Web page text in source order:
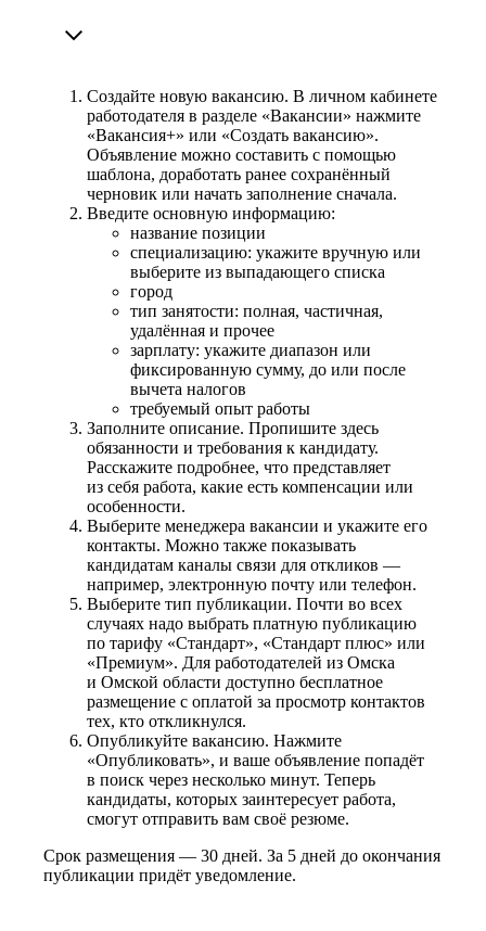
Создайте новую вакансию. В личном кабинете
работодателя в разделе «Вакансии» нажмите
«Вакансия+» или «Создать вакансию».
Объявление можно составить с помощью
шаблона, доработать ранее сохранённый
черновик или начать заполнение сначала.
Введите основную информацию:
название позиции
специализацию: укажите вручную или
выберите из выпадающего списка
город
тип занятости: полная, частичная,
удалённая и прочее
зарплату: укажите диапазон или
фиксированную сумму, до или после
вычета налогов
требуемый опыт работы
Заполните описание. Пропишите здесь
обязанности и требования к кандидату.
Расскажите подробнее, что представляет
из себя работа, какие есть компенсации или
особенности.
Выберите менеджера вакансии и укажите его
контакты. Можно также показывать
кандидатам каналы связи для откликов —
например, электронную почту или телефон.
Выберите тип публикации. Почти во всех
случаях надо выбрать платную публикацию
по тарифу «Стандарт», «Стандарт плюс» или
«Премиум». Для работодателей из Омска
и Омской области доступно бесплатное
размещение с оплатой за просмотр контактов
тех, кто откликнулся.
Опубликуйте вакансию. Нажмите
«Опубликовать», и ваше объявление попадёт
в поиск через несколько минут. Теперь
кандидаты, которых заинтересует работа,
смогут отправить вам своё резюме.
Срок размещения — 30 дней. За 5 дней до окончания
публикации придёт уведомление.